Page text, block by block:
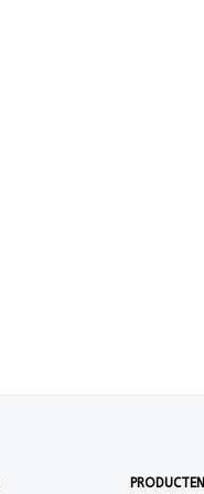
PRODUCTEN